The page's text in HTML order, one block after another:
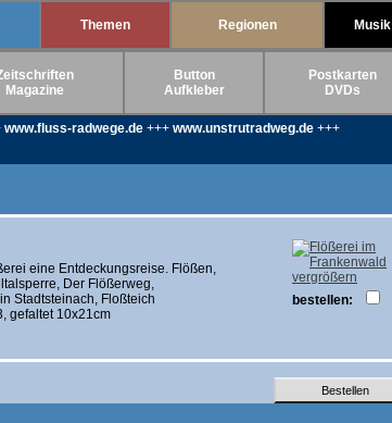
Themen Regionen Musik
Magazine
Button
Aufkleber
Postkarten
DVDs
www.fluss-radwege.de+++ www.unstrutradweg.de+++
eine Entdeckungsreise. Flößen,
Der Flößerweg,
Stadtsteinach, Floßteich
gefaltet 10x21cm
vergrößern
bestellen: